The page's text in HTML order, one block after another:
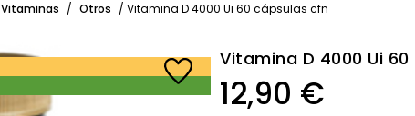
Vitaminas / Otros / Vitamina D 4000 Ui 60 cápsulas cfn
Vitamina D 4000 Ui
12,90 €